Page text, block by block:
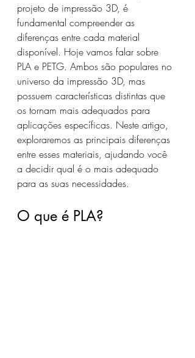
projeto de impressão 3D, é
fundamental compreender as
diferenças entre cada material
disponível. Hoje vamos falar sobre
PLA e PETG. Ambos são populares no
universo da impressão 3D, mas
possuem características distintas que
os tornam mais adequados para
aplicações específicas. Neste artigo,
exploraremos as principais diferenças
entre esses materiais, ajudando você
a decidir qual é o mais adequado
para as suas necessidades.
O que é PLA?